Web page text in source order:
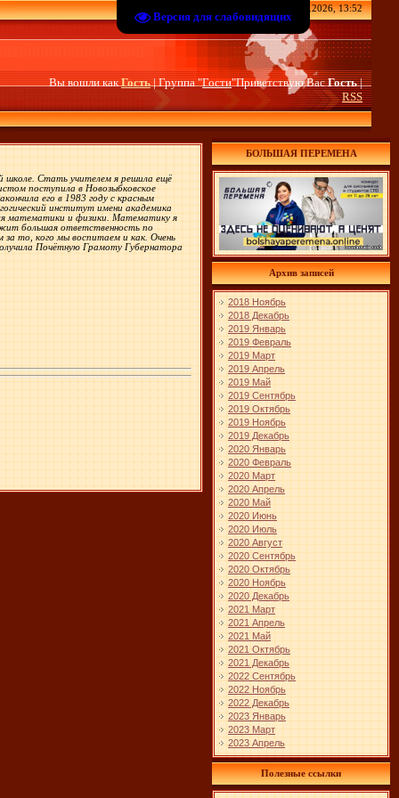
Версия для слабовидящих
Воскресенье, 09.08.2026, 13:52
Вы вошли какГость| Группа "Гости"Приветствую ВасГость|
RSS
школе. Стать учителем я решила ещё
поступила в Новозыбковское
его в 1983 году с красным
институт имени академика
математики и физики. Математику я
большая ответственность по
за то, кого мы воспитаем и как. Очень
Почётную Грамоту Губернатора
БОЛЬШАЯ ПЕРЕМЕНА
Архив записей
2018 Ноябрь
2018 Декабрь
2019 Январь
2019 Февраль
2019 Март
2019 Апрель
2019 Май
2019 Сентябрь
2019 Октябрь
2019 Ноябрь
2019 Декабрь
2020 Январь
2020 Февраль
2020 Март
2020 Апрель
2020 Май
2020 Июнь
2020 Июль
2020 Август
2020 Сентябрь
2020 Октябрь
2020 Ноябрь
2020 Декабрь
2021 Март
2021 Апрель
2021 Май
2021 Октябрь
2021 Декабрь
2022 Сентябрь
2022 Ноябрь
2022 Декабрь
2023 Январь
2023 Март
2023 Апрель
Полезные ссылки